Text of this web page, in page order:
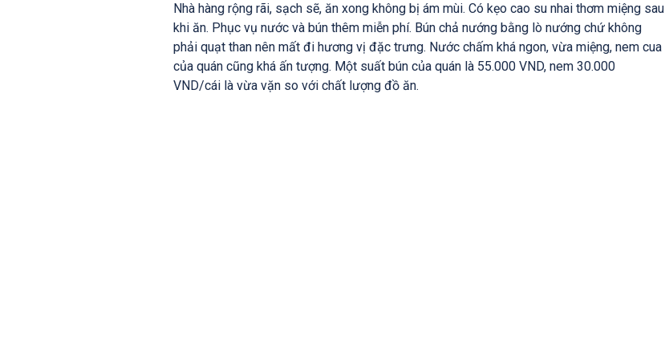
Nhà hàng rộng rãi, sạch sẽ, ăn xong không bị ám mùi. Có kẹo cao su nhai thơm miệng sau
khi ăn. Phục vụ nước và bún thêm miễn phí. Bún chả nướng bằng lò nướng chứ không
phải quạt than nên mất đi hương vị đặc trưng. Nước chấm khá ngon, vừa miệng, nem cua
của quán cũng khá ấn tượng. Một suất bún của quán là 55.000 VND, nem 30.000
VND/cái là vừa vặn so với chất lượng đồ ăn.